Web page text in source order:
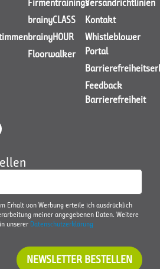
AUFNEHMEN
Firmentrainings
brainyCLASS
brainyHOUR
Floorwalker
Versandrichtlinien
Kontakt
Whistleblower
Portal
Feedback
Barrierefreiheit
Erhalt von Werbung erteile ich ausdrücklich
meiner angegebenen Daten. Weitere
unserer Datenschutzerklärung
NEWSLETTER BESTELLEN